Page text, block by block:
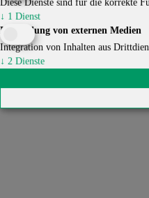
Diese Dienste sind für die korrekte
↓ 1 Dienst
Einbindung von externen Medien
Integration von Inhalten aus
↓ 2 Dienste